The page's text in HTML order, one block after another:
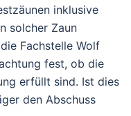
inklusive
solcher Zaun
Fachstelle Wolf
fest, ob die
erfüllt sind. Ist dies
den Abschuss